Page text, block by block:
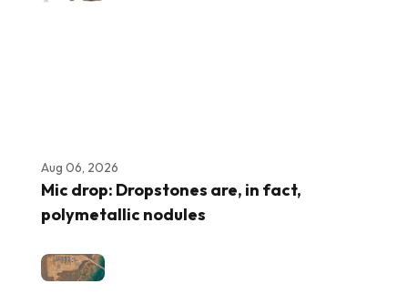
Aug 06, 2026
Mic drop: Dropstones are, in fact,
polymetallic nodules